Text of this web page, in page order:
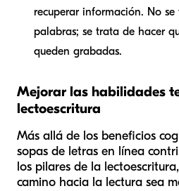
recuperar información. No
palabras; se trata de hacer
queden grabadas.
Mejorar las habilidades
lectoescritura
Más allá de los beneficios
sopas de letras en línea
los pilares de la
camino hacia la lectura sea